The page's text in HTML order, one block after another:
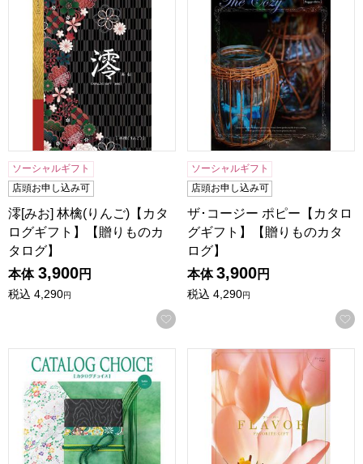
ソーシャルギフト
店頭お申し込み可
澪[みお] 林檎(りんご)【カタ
ログギフト】【贈りものカ
タログ】
本体 3,900円
税込 4,290円
お気に入りに登録する
ソーシャルギフト
店頭お申し込み可
ザ･コージー ポピー【カタロ
グギフト】【贈りものカタ
ログ】
本体 3,900円
税込 4,290円
カタログチョイス サテン【カタログギフト】【贈りものカ
フレーバー ジンジャー【カ